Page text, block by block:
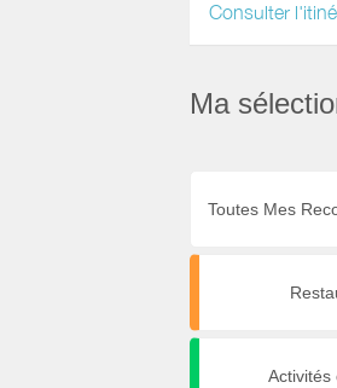
Consulter
Ma
Toutes Mes
Activités